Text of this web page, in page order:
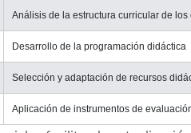
Análisis de la estructura curricular de los
Desarrollo de la programación didáctica
Selección y adaptación de recursos
Aplicación de instrumentos de